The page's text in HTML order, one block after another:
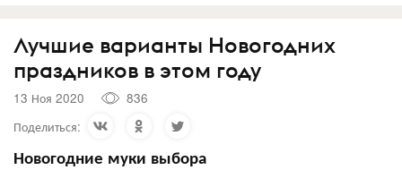
Лучшие варианты Новогодних
праздников в этом году
13 Ноя 2020
836
Поделиться:
Новогодние муки выбора